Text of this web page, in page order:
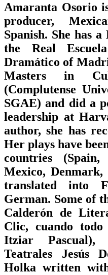
Amaranta Osorio
producer,
Spanish. She has
the Real
Dramático of
Masters in
(Complutense
SGAE) and did a
leadership at
author, she has
Her plays have
countries (Spain,
Mexico,
translated into
German. Some of
Calderón de
Clic, cuando
Itziar Pascual),
Teatrales Jesús
Holka written